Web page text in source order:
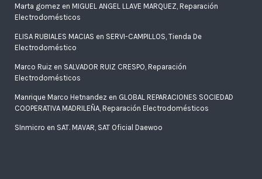
Marta gomez en MIGUEL ANGEL LLAVE MARQUEZ, Reparación
Electrodomésticos
ELISA RUBIALES MACIAS en SERVI-CAMPILLOS, Tienda De
Electrodoméstico
Marco Ruiz en SALVADOR RUIZ CRESPO, Reparación
Electrodomésticos
Manrique Marco Hetnandez en GLOBAL REPARACIONES SOCIEDAD
COOPERATIVA MADRILEÑA, Reparación Electrodomésticos
SInmicro en SAT. MAVAR, SAT Oficial Daewoo